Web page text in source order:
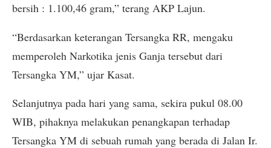
bersih : 1.100,46 gram,” terang AKP Lajun.
“Berdasarkan keterangan Tersangka RR, mengaku
memperoleh Narkotika jenis Ganja tersebut dari
Tersangka YM,” ujar Kasat.
Selanjutnya pada hari yang sama, sekira pukul 08.00
WIB, pihaknya melakukan penangkapan terhadap
Tersangka YM di sebuah rumah yang berada di Jalan Ir.